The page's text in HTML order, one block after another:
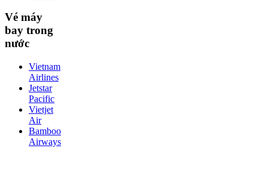
Vé máy
bay trong
nước
Vietnam
Airlines
Jetstar
Pacific
Vietjet
Air
Bamboo
Airways